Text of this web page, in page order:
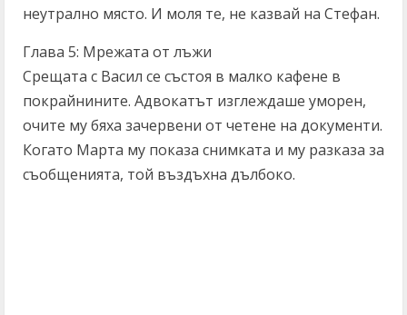
неутрално място. И моля те, не казвай на Стефан.
Глава 5: Мрежата от лъжи
Срещата с Васил се състоя в малко кафене в
покрайнините. Адвокатът изглеждаше уморен,
очите му бяха зачервени от четене на документи.
Когато Марта му показа снимката и му разказа за
съобщенията, той въздъхна дълбоко.